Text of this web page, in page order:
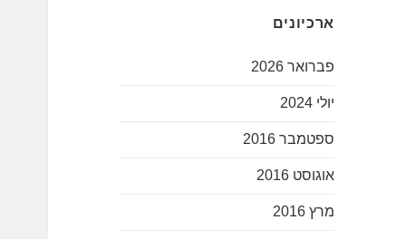
ארכיונים
פברואר 2026
יולי 2024
ספטמבר 2016
אוגוסט 2016
מרץ 2016